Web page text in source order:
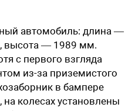
автомобиль: длина —
— 1989 мм.
с первого взгляда
из-за приземистого
в бампере
колесах установлены